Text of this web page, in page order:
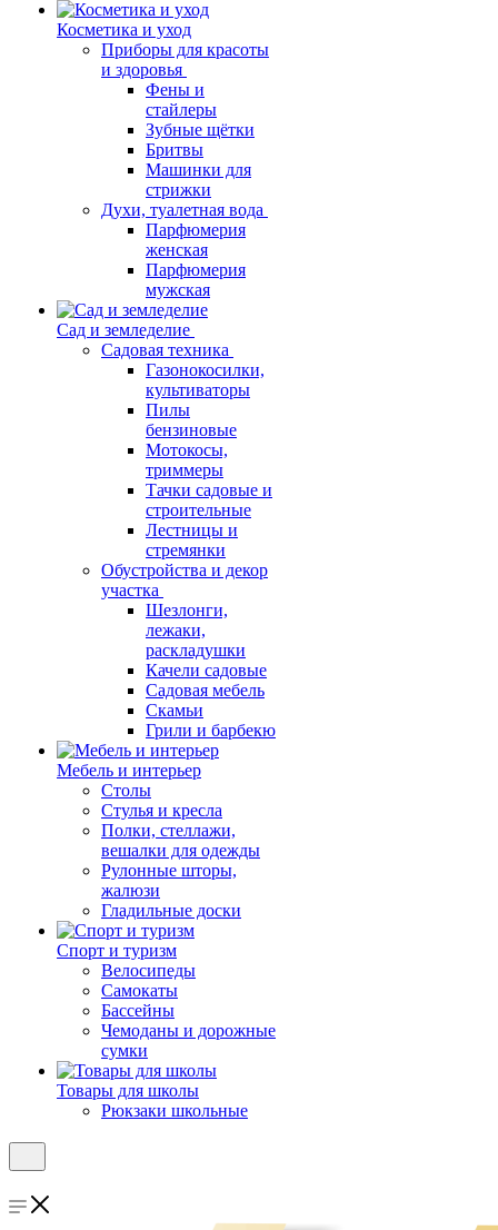
Косметика и уход
Приборы для красоты
и здоровья
Фены и
стайлеры
Зубные щётки
Бритвы
Машинки для
стрижки
Духи, туалетная вода
Парфюмерия
женская
Парфюмерия
мужская
Сад и земледелие
Садовая техника
Газонокосилки,
культиваторы
Пилы
бензиновые
Мотокосы,
триммеры
Тачки садовые и
строительные
Лестницы и
стремянки
Обустройства и декор
участка
Шезлонги,
лежаки,
раскладушки
Качели садовые
Садовая мебель
Скамьи
Грили и барбекю
Мебель и интерьер
Столы
Стулья и кресла
Полки, стеллажи,
вешалки для одежды
Рулонные шторы,
жалюзи
Гладильные доски
Спорт и туризм
Велосипеды
Самокаты
Бассейны
Чемоданы и дорожные
сумки
Товары для школы
Рюкзаки школьные